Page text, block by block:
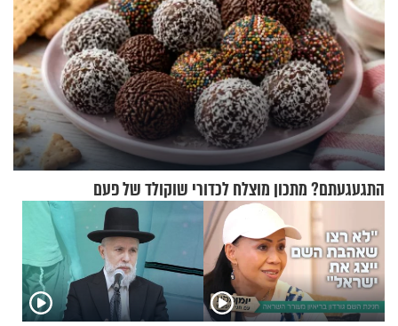
התגעגעתם? מתכון מוצלח לכדורי שוקולד של פעם